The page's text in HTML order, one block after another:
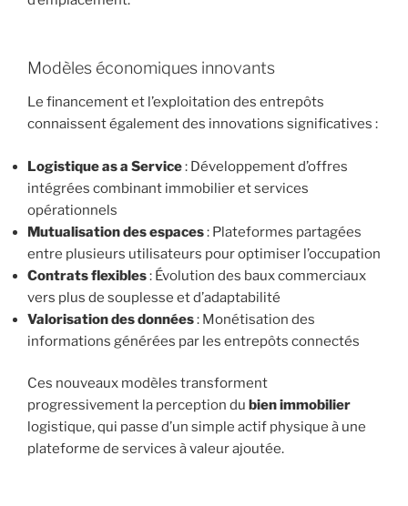
Modèles économiques innovants
Le financement et l’exploitation des entrepôts
connaissent également des innovations significatives :
Logistique as a Service: Développement d’offres
intégrées combinant immobilier et services
opérationnels
Mutualisation des espaces: Plateformes partagées
entre plusieurs utilisateurs pour optimiser l’occupation
Contrats flexibles: Évolution des baux commerciaux
vers plus de souplesse et d’adaptabilité
Valorisation des données: Monétisation des
informations générées par les entrepôts connectés
Ces nouveaux modèles transforment
progressivement la perception du bien immobilier
logistique, qui passe d’un simple actif physique à une
plateforme de services à valeur ajoutée.